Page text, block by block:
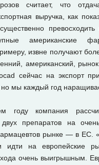
считает, что
выручка, как
превосходить
американские
извне получают
американский,
сейчас на экспорт
но мы каждый год
году компания
двух препаратов на
рынке — в ЕС.
идти на европейские
очень выигрышным.